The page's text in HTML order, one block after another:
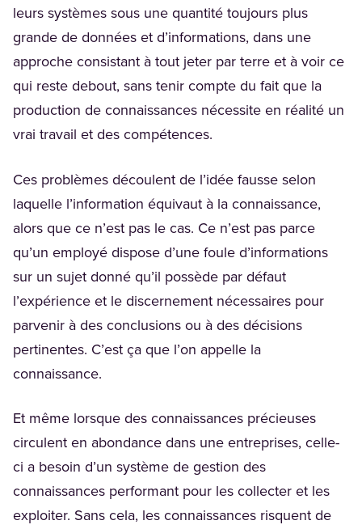
leurs systèmes sous une quantité toujours plus
grande de données et d’informations, dans une
approche consistant à tout jeter par terre et à voir ce
qui reste debout, sans tenir compte du fait que la
production de connaissances nécessite en réalité un
vrai travail et des compétences.
Ces problèmes découlent de l’idée fausse selon
laquelle l’information équivaut à la connaissance,
alors que ce n’est pas le cas. Ce n’est pas parce
qu’un employé dispose d’une foule d’informations
sur un sujet donné qu’il possède par défaut
l’expérience et le discernement nécessaires pour
parvenir à des conclusions ou à des décisions
pertinentes. C’est ça que l’on appelle la
connaissance.
Et même lorsque des connaissances précieuses
circulent en abondance dans une entreprises, celle-
ci a besoin d’un système de gestion des
connaissances performant pour les collecter et les
exploiter. Sans cela, les connaissances risquent de